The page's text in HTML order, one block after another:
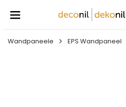
Wandpaneele EPS Wandpaneel